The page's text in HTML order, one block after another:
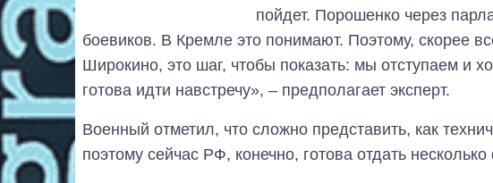
пойдет. Порошенко через
боевиков. В Кремле это понимают. Поэтому, скорее
Широкино, это шаг, чтобы показать: мы отступаем и
готова идти навстречу», – предполагает эксперт.
Военный отметил, что сложно представить, как
поэтому сейчас РФ, конечно, готова отдать